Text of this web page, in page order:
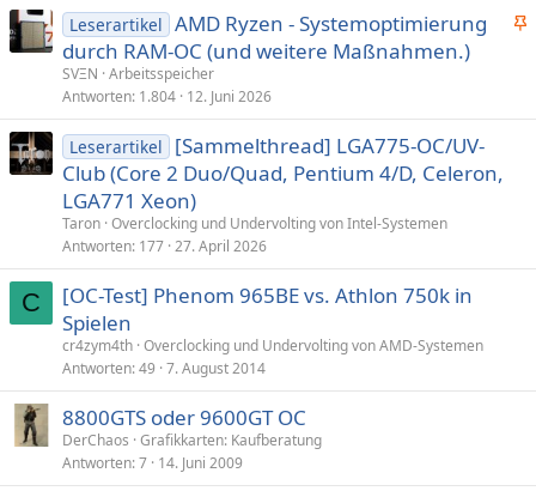
A
p
Leserartikel AMD Ryzen - Systemoptimierung
durch RAM-OC (und weitere Maßnahmen.)
SVΞN Arbeitsspeicher
Antworten 1.804 12. Juni 2026
Leserartikel
[Sammelthread] LGA775-OC/UV-
Club (Core 2 Duo/Quad, Pentium 4/D, Celeron,
LGA771 Xeon)
Taron Overclocking und Undervolting von Intel-Systemen
Antworten 177 27. April 2026
C
[OC-Test] Phenom 965BE vs. Athlon 750k in
Spielen
cr4zym4th Overclocking und Undervolting von AMD-Systemen
Antworten 49 7. August 2014
8800GTS oder 9600GT OC
DerChaos Grafikkarten: Kaufberatung
Antworten 7 14. Juni 2009